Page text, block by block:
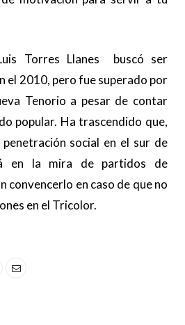
Torres Llanes buscó ser
el 2010, pero fue superado por
Tenorio a pesar de contar
popular. Ha trascendido que,
social en el sur de
en la mira de partidos de
convencerlo en caso de que no
en el Tricolor.